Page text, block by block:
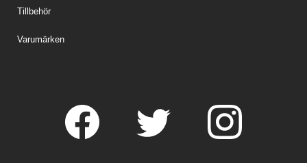
Tillbehör
Varumärken